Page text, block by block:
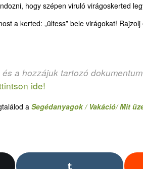
hogy szépen viruló virágoskerted
a kerted: „ültess” bele virágokat!
a hozzájuk tartozó
ide!
a Segédanyagok / Vakáció/ Mit